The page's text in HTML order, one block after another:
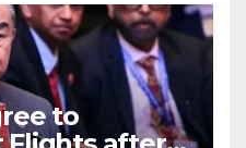
to